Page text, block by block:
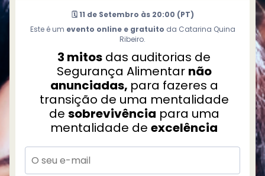
🗓️ 11 de Setembro às 20:00 (PT)
Este é um evento online e gratuito da Catarina Quina
Ribeiro.
3 mitos das auditorias de
Segurança Alimentar não
anunciadas, para fazeres a
transição de uma mentalidade
de sobrevivência para uma
mentalidade de excelência
c
e
e
o
e
e